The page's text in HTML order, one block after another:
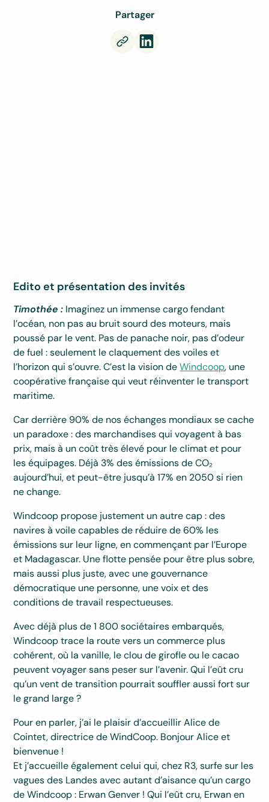
Partager
Edito et présentation des invités
Timothée : Imaginez un immense cargo fendant
l’océan, non pas au bruit sourd des moteurs, mais
poussé par le vent. Pas de panache noir, pas d’odeur
de fuel : seulement le claquement des voiles et
l’horizon qui s’ouvre. C’est la vision deWindcoop, une
coopérative française qui veut réinventer le transport
maritime.
Car derrière 90% de nos échanges mondiaux se cache
un paradoxe : des marchandises qui voyagent à bas
prix, mais à un coût très élevé pour le climat et pour
les équipages. Déjà 3% des émissions de CO₂
aujourd’hui, et peut-être jusqu’à 17% en 2050 si rien
ne change.
Windcoop propose justement un autre cap : des
navires à voile capables de réduire de 60% les
émissions sur leur ligne, en commençant par l’Europe
et Madagascar. Une flotte pensée pour être plus sobre,
mais aussi plus juste, avec une gouvernance
démocratique une personne, une voix et des
conditions de travail respectueuses.
Avec déjà plus de 1 800 sociétaires embarqués,
Windcoop trace la route vers un commerce plus
cohérent, où la vanille, le clou de girofle ou le cacao
peuvent voyager sans peser sur l’avenir. Qui l’eût cru
qu’un vent de transition pourrait souffler aussi fort sur
le grand large ?
Pour en parler, j’ai le plaisir d’accueillir Alice de
Cointet, directrice de WindCoop. Bonjour Alice et
bienvenue !
Et j’accueille également celui qui, chez R3, surfe sur les
vagues des Landes avec autant d’aisance qu’un cargo
de Windcoop : Erwan Genver ! Qui l’eût cru, Erwan en